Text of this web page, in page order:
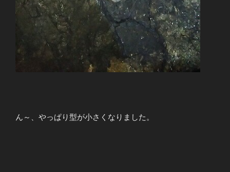
ん～、やっぱり型が小さくなりました。